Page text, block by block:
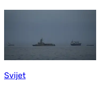
Svijet